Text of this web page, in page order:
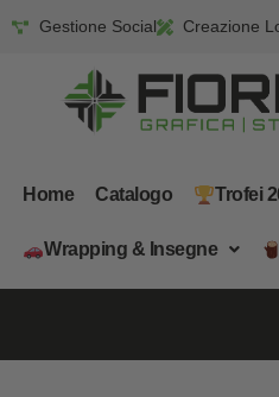
Gestione Social Creazione
Home Catalogo Trofei
Wrapping & Insegne